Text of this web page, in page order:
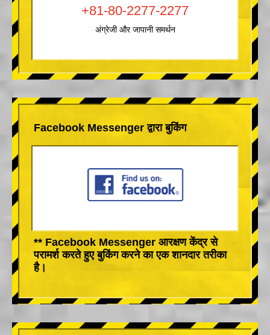
+81-80-2277-2277
अंग्रेजी और जापानी समर्थन
Facebook Messenger द्वारा बुकिंग
** Facebook Messenger आरक्षण केंद्र से
परामर्श करते हुए बुकिंग करने का एक शानदार तरीका
है।